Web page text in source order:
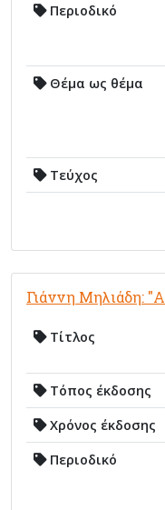
Περιοδικό
Θέμα ως θέμα
Τεύχος
Γιάννη Μηλιάδη:
Τίτλος
Τόπος έκδοσης
Χρόνος έκδοσης
Περιοδικό